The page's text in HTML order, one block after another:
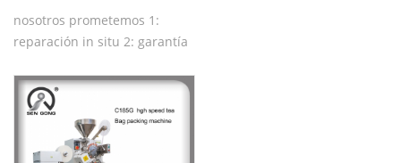
nosotros prometemos 1:
reparación in situ 2: garantía
máquina de prueba gratuita
4: entrenamiento gratuito de
la máquina operativa